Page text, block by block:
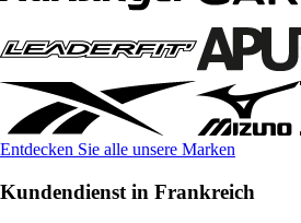
Entdecken Sie alle unsere Marken
Kundendienst in Frankreich